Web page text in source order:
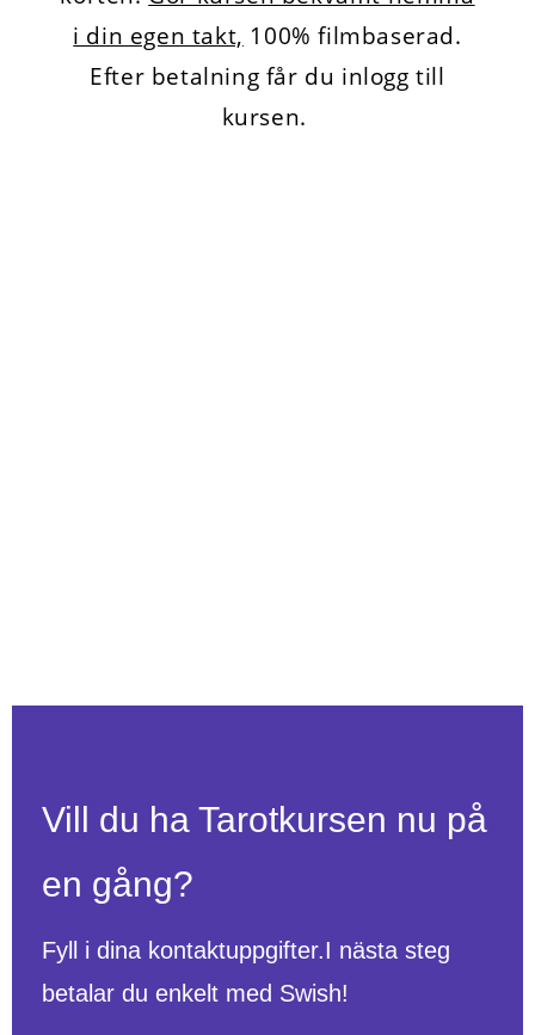
i din egen takt, 100% filmbaserad.
Efter betalning får du inlogg till
kursen.
Vill du ha Tarotkursen nu på
en gång?
Fyll i dina kontaktuppgifter.I nästa steg
betalar du enkelt med Swish!